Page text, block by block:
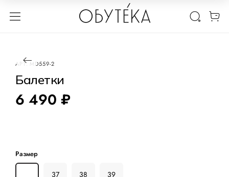
1 / 3
АРТ. MD559-2
Балетки
6 490 ₽
Размер
37 38 39